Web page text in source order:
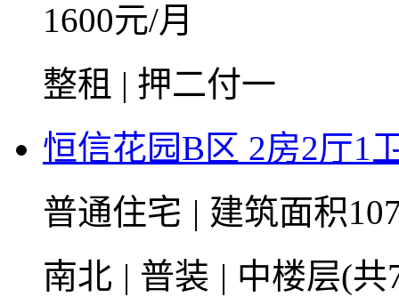
1600元/月
整租 | 押二付一
恒信花园B区 2房2厅1
普通住宅 | 建筑面积
南北 | 普装 | 中楼层(